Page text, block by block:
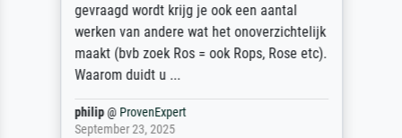
gevraagd wordt krijg je ook een aantal
werken van andere wat het onoverzichtelijk
maakt (bvb zoek Ros = ook Rops, Rose etc).
Waarom duidt u ...
philip@ ProvenExpert
September 23, 2025